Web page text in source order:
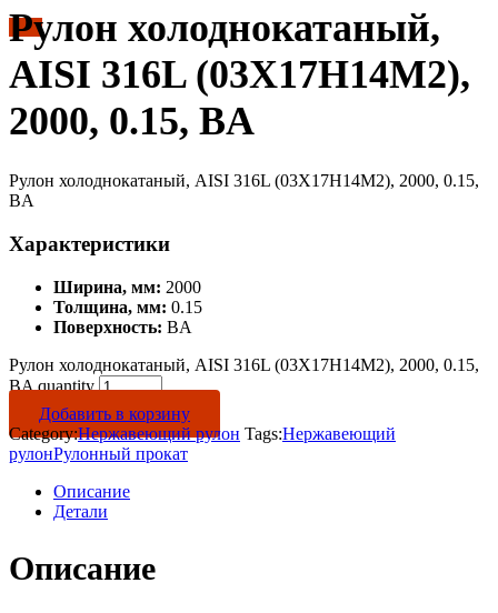
Рулон холоднокатаный,
AISI 316L (03Х17Н14М2),
2000, 0.15, BA
Рулон холоднокатаный, AISI 316L (03Х17Н14М2), 2000, 0.15,
BA
Характеристики
Ширина, мм: 2000
Толщина, мм: 0.15
Поверхность: BA
Рулон холоднокатаный, AISI 316L (03Х17Н14М2), 2000, 0.15,
BA quantity
Добавить в корзину
Category:Нержавеющий рулон Tags:Нержавеющий
рулонРулонный прокат
Описание
Детали
Описание